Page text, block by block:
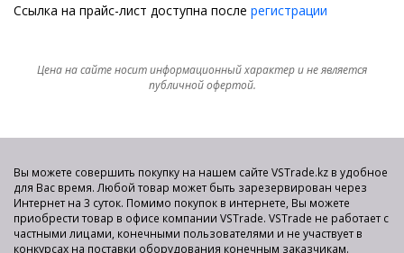
Ссылка на прайс-лист доступна после регистрации
Цена на сайте носит информационный характер и не является
публичной офертой.
Вы можете совершить покупку на нашем сайте VSTrade.kz в удобное
для Вас время. Любой товар может быть зарезервирован через
Интернет на 3 суток. Помимо покупок в интернете, Вы можете
приобрести товар в офисе компании VSTrade. VSTrade не работает с
частными лицами, конечными пользователями и не участвует в
конкурсах на поставки оборудования конечным заказчикам.